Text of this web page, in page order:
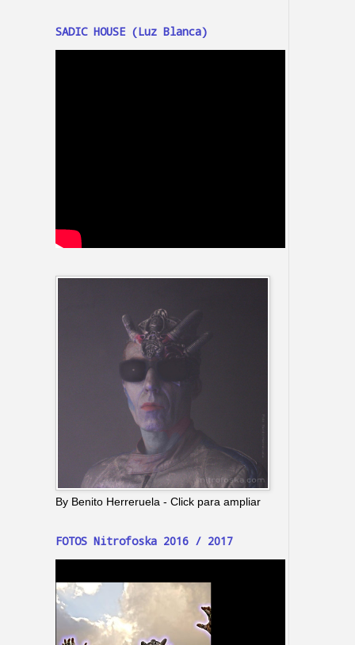
SADIC HOUSE (Luz Blanca)
By Benito Herreruela - Click para ampliar
FOTOS Nitrofoska 2016 / 2017